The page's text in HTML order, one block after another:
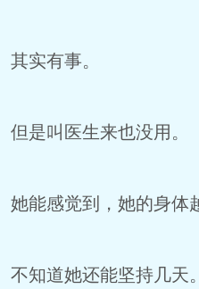
其实有事。
但是叫医生来也没用。
她能感觉到，她的身体
不知道她还能坚持几天。